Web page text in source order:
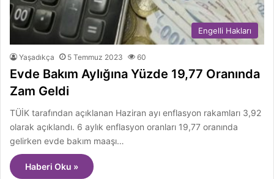
Engelli Hakları
Yaşadıkça 5 Temmuz 2023 60
Evde Bakım Aylığına Yüzde 19,77 Oranında
Zam Geldi
TÜİK tarafından açıklanan Haziran ayı enflasyon rakamları 3,92
olarak açıklandı. 6 aylık enflasyon oranları 19,77 oranında
gelirken evde bakım maaşı…
Haberi Oku »